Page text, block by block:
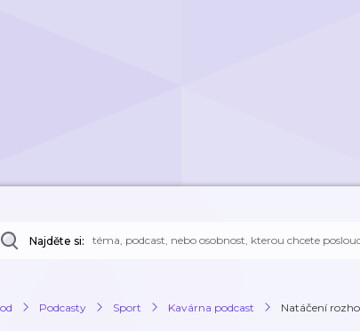
Najděte si:
Podcasty Sport Kavárna podcast Natáčení